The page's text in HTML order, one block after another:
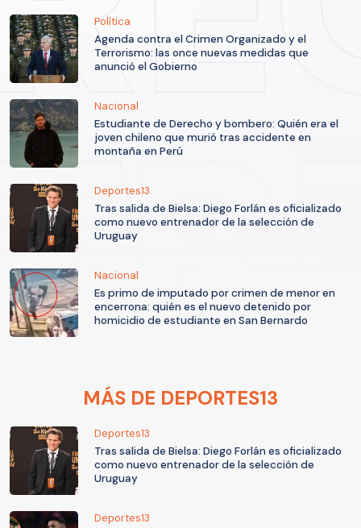
Política
Agenda contra el Crimen Organizado y el
Terrorismo: las once nuevas medidas que
anunció el Gobierno
Nacional
Estudiante de Derecho y bombero: Quién era el
joven chileno que murió tras accidente en
montaña en Perú
Deportes13
Tras salida de Bielsa: Diego Forlán es oficializado
como nuevo entrenador de la selección de
Uruguay
Nacional
Es primo de imputado por crimen de menor en
encerrona: quién es el nuevo detenido por
homicidio de estudiante en San Bernardo
MÁS DE DEPORTES13
Deportes13
Tras salida de Bielsa: Diego Forlán es oficializado
como nuevo entrenador de la selección de
Uruguay
Deportes13